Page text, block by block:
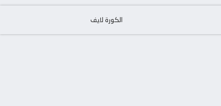
الكورة لايف